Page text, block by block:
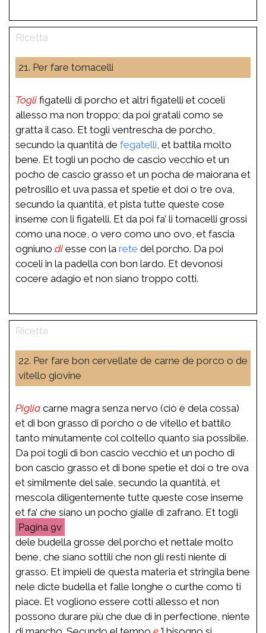
21. Per fare tomacelli
Togli figatelli di porcho et altri figatelli et coceli
allesso ma non troppo; da poi gratali como se
gratta il caso. Et togli ventrescha de porcho,
secundo la quantità de fegatelli , et battila molto
bene. Et togli un pocho de cascio vecchio et un
pocho de cascio grasso et un pocha de maiorana et
petrosillo et uva passa et spetie et doi o tre ova,
secundo la quantità, et pista tutte queste cose
inseme con li figatelli. Et da poi fa’ li tomacelli grossi
como una noce, o vero como uno ovo, et fascia
ogniuno di esse con la rete del porcho. Da poi
coceli in la padella con bon lardo. Et devonosi
cocere adagio et non siano troppo cotti.
22. Per fare bon cervellate de carne de porco o de
vitello giovine
Piglia carne magra senza nervo (ciò è dela cossa)
et di bon grasso di porcho o de vitello et battilo
tanto minutamente col coltello quanto sia possibile.
Da poi togli di bon cascio vecchio et un pocho di
bon cascio grasso et di bone spetie et doi o tre ova
et similmente del sale, secundo la quantità, et
mescola diligentemente tutte queste cose inseme
et fa’ che siano un pocho gialle di zafrano. Et togli
9v
dele budella grosse del porcho et nettale molto
bene, che siano sottili che non gli resti niente di
grasso. Et impieli de questa materia et stringila bene
nele dicte budella et falle longhe o curthe como ti
piace. Et vogliono essere cotti allesso et non
possono durare più che due dì in perfectione, niente